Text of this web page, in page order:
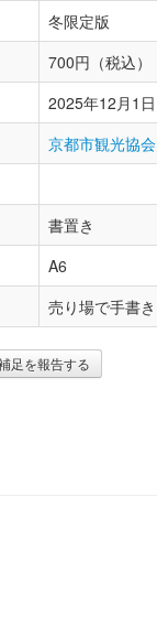
冬限定版
700円（税込）
2025年12月1日
京都市観光協会
書置き
A6
売り場で手書き
足を報告する